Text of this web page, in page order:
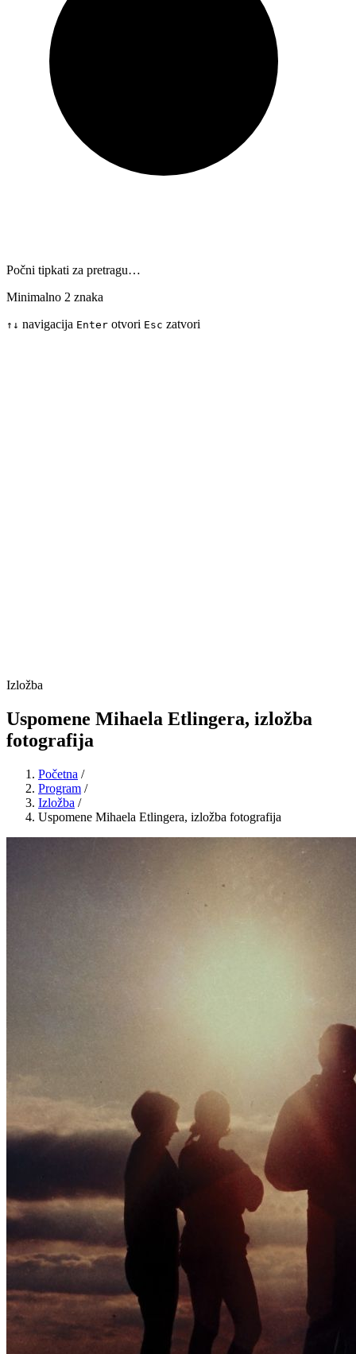
Počni tipkati za pretragu…
Minimalno 2 znaka
↑ ↓ navigacija Enter otvori Esc zatvori
Izložba
Uspomene Mihaela Etlingera, izložba
fotografija
Početna /
Program /
Izložba /
Uspomene Mihaela Etlingera, izložba fotografija